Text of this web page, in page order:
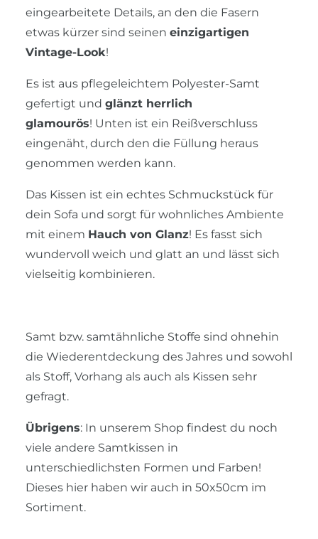
eingearbeitete Details, an den die Fasern
etwas kürzer sind seinen einzigartigen
Vintage-Look!
Es ist aus pflegeleichtem Polyester-Samt
gefertigt und glänzt herrlich
glamourös! Unten ist ein Reißverschluss
eingenäht, durch den die Füllung heraus
genommen werden kann.
Das Kissen ist ein echtes Schmuckstück für
dein Sofa und sorgt für wohnliches Ambiente
mit einem Hauch von Glanz! Es fasst sich
wundervoll weich und glatt an und lässt sich
vielseitig kombinieren.
Samt bzw. samtähnliche Stoffe sind ohnehin
die Wiederentdeckung des Jahres und sowohl
als Stoff, Vorhang als auch als Kissen sehr
gefragt.
Übrigens: In unserem Shop findest du noch
viele andere Samtkissen in
unterschiedlichsten Formen und Farben!
Dieses hier haben wir auch in 50x50cm im
Sortiment.